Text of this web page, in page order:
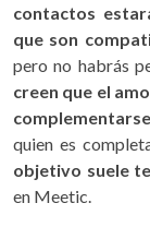
contactos
que son
pero no habrás
creen que el
quien es
objetivo suele
en Meetic.